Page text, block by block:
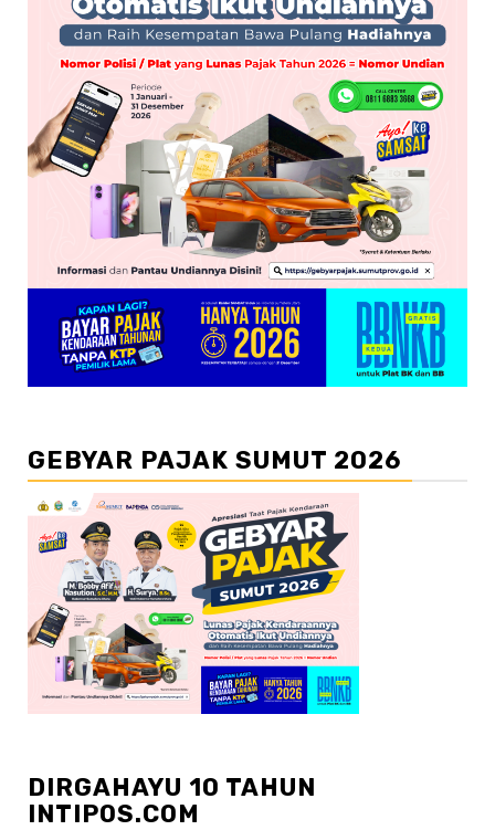
GEBYAR PAJAK SUMUT 2026
DIRGAHAYU 10 TAHUN
INTIPOS.COM